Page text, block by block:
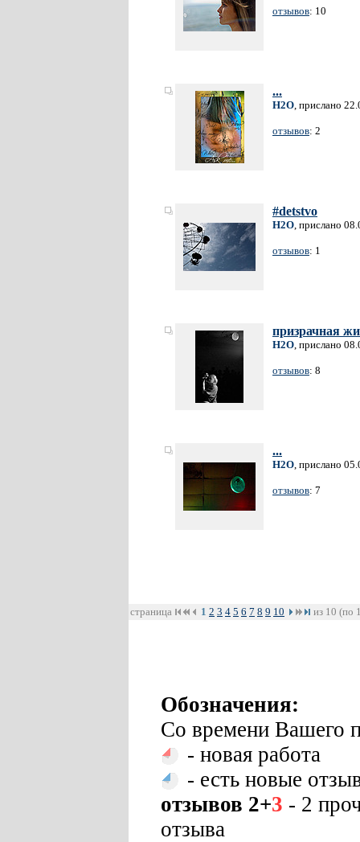
отзывов: 10
...
H2O, прислано
отзывов: 2
#detstvo
H2O, прислано
отзывов: 1
призрачная
H2O, прислано
отзывов: 8
...
H2O, прислано
отзывов: 7
страница 1 2 3 4 5 6 7 8 9 10 из 10 (по
Обозначения:
Со времени Вашего
- новая работа
- есть новые
отзывов 2+3 - 2
отзыва